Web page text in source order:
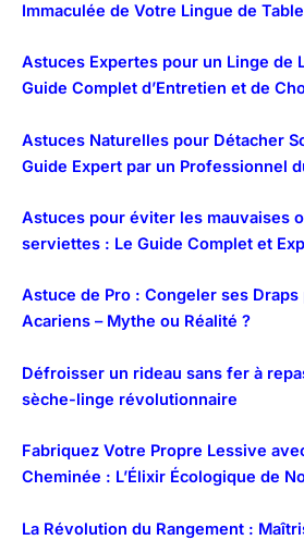
Immaculée de Votre Lingue de Table
Astuces Expertes pour un Linge de
Guide Complet d’Entretien et de
Astuces Naturelles pour Détacher
Guide Expert par un Professionnel
Astuces pour éviter les mauvaises
serviettes : Le Guide Complet et
Astuce de Pro : Congeler ses
Acariens – Mythe ou Réalité ?
Défroisser un rideau sans fer à
sèche-linge révolutionnaire
Fabriquez Votre Propre Lessive
Cheminée : L’Élixir Écologique de
La Révolution du Rangement :